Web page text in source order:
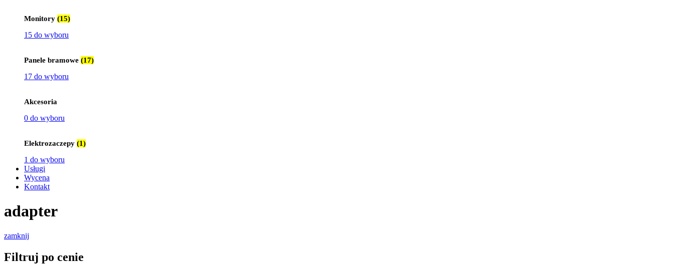
Monitory (15)
15 do wyboru
Panele bramowe (17)
17 do wyboru
Akcesoria
0 do wyboru
Elektrozaczepy (1)
1 do wyboru
Usługi
Wycena
Kontakt
adapter
zamknij
Filtruj po cenie